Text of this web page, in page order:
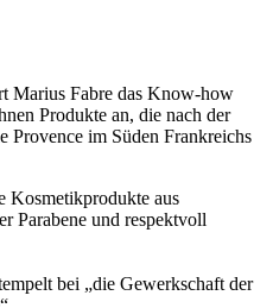
Marius Fabre das Know-how
Produkte an, die nach der
Provence im Süden Frankreichs
Kosmetikprodukte aus
Parabene und respektvoll
bei „die Gewerkschaft der